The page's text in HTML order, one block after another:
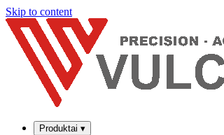
Skip to content
Produktai ▾